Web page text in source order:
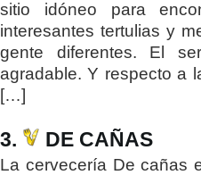
sitio idóneo para
interesantes tertulias y
gente diferentes. El
agradable. Y respecto a
[…]
3. DE CAÑAS
La cervecería De cañas